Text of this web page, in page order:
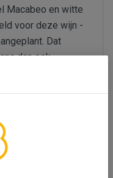
Macabeo en witte
voor deze wijn -
Dat
dan ook
maar heeft wat